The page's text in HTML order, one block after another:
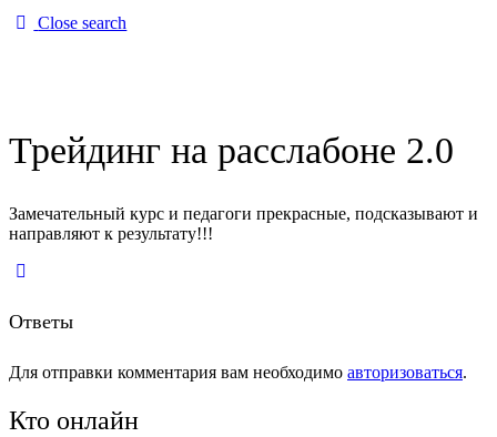
Close search
Трейдинг на расслабоне 2.0
Замечательный курс и педагоги прекрасные, подсказывают и
направляют к результату!!!
Ответы
Для отправки комментария вам необходимо авторизоваться.
Кто онлайн